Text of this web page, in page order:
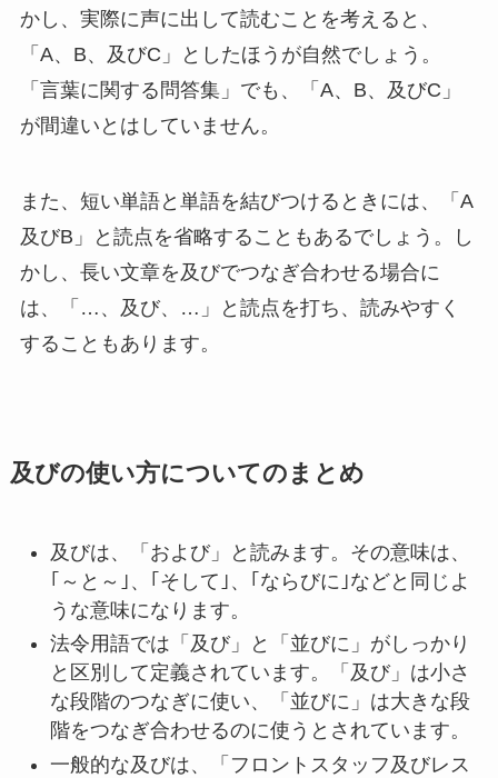
かし、実際に声に出して読むことを考えると、
「A、B、及びC」としたほうが自然でしょう。
「言葉に関する問答集」でも、「A、B、及びC」
が間違いとはしていません。
また、短い単語と単語を結びつけるときには、「A
及びB」と読点を省略することもあるでしょう。し
かし、長い文章を及びでつなぎ合わせる場合に
は、「…、及び、…」と読点を打ち、読みやすく
することもあります。
及びの使い方についてのまとめ
及びは、「および」と読みます。その意味は、
｢～と～｣、｢そして｣、｢ならびに｣などと同じよ
うな意味になります。
法令用語では「及び」と「並びに」がしっかり
と区別して定義されています。「及び」は小さ
な段階のつなぎに使い、「並びに」は大きな段
階をつなぎ合わせるのに使うとされています。
一般的な及びは、「フロントスタッフ及びレス